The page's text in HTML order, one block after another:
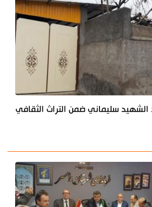
الشهيد سليماني ضمن التراث الثقافي